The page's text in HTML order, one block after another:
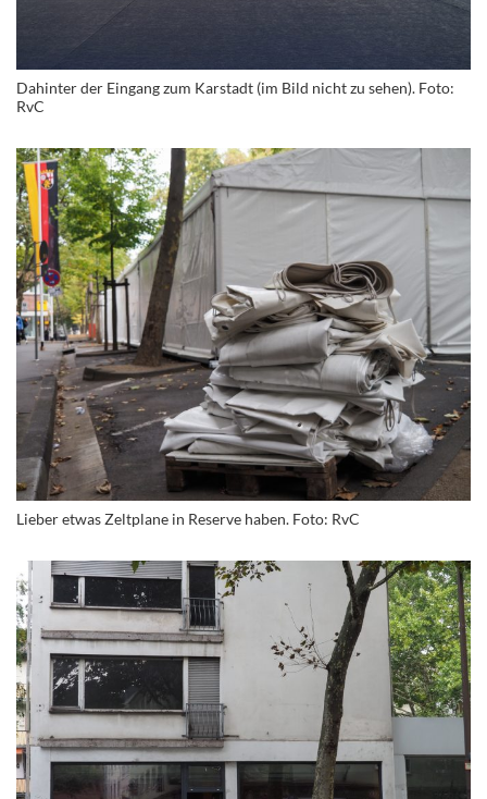
Dahinter der Eingang zum Karstadt (im Bild nicht zu sehen). Foto:
RvC
Lieber etwas Zeltplane in Reserve haben. Foto: RvC